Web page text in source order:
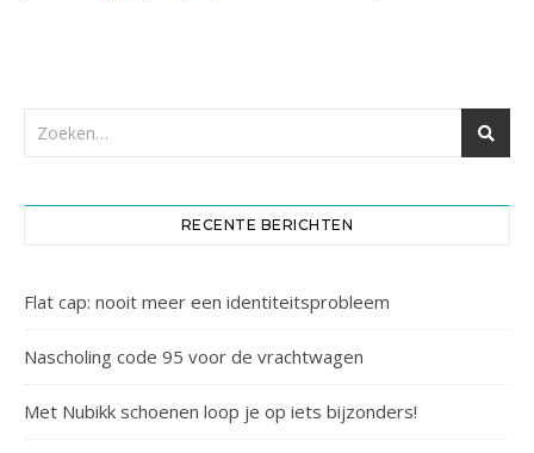
RECENTE BERICHTEN
Flat cap: nooit meer een identiteitsprobleem
Nascholing code 95 voor de vrachtwagen
Met Nubikk schoenen loop je op iets bijzonders!